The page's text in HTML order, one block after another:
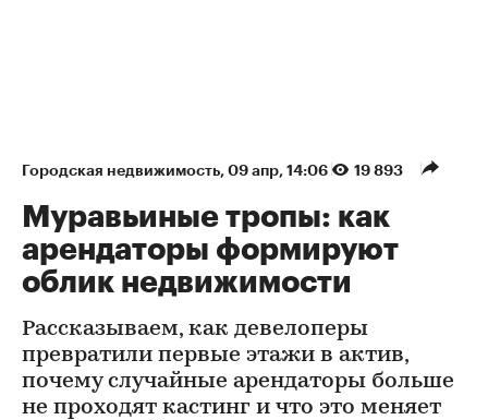
Городская недвижимость 09 апр, 14:06 19 893
Муравьиные тропы: как
арендаторы формируют
облик недвижимости
Рассказываем, как девелоперы
превратили первые этажи в актив,
почему случайные арендаторы больше
не проходят кастинг и что это меняет